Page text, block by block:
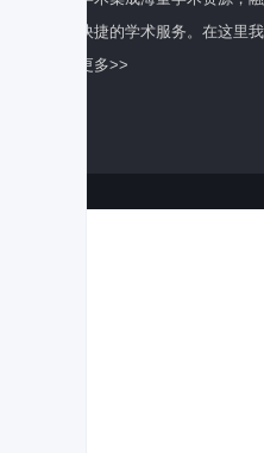
全面快捷的学术服务。在这里
了解更多>>